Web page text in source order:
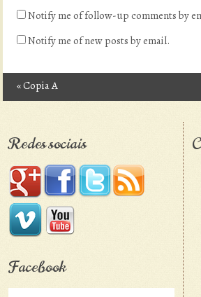
Notify me of follow-up comments by
Notify me of new posts by email.
Post navigation
«Copia A
Redes sociais
Facebook